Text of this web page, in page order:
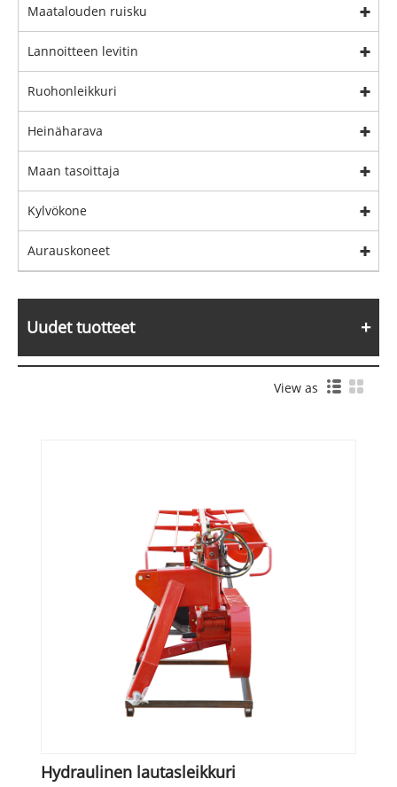
Maatalouden ruisku
Lannoitteen levitin
Ruohonleikkuri
Heinäharava
Maan tasoittaja
Kylvökone
Aurauskoneet
Uudet tuotteet
View as
Hydraulinen lautasleikkuri